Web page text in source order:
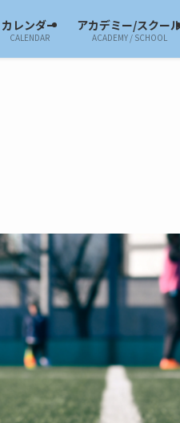
カレンダー
CALENDAR
アカデミー/スクー
ACADEMY / SCHOOL